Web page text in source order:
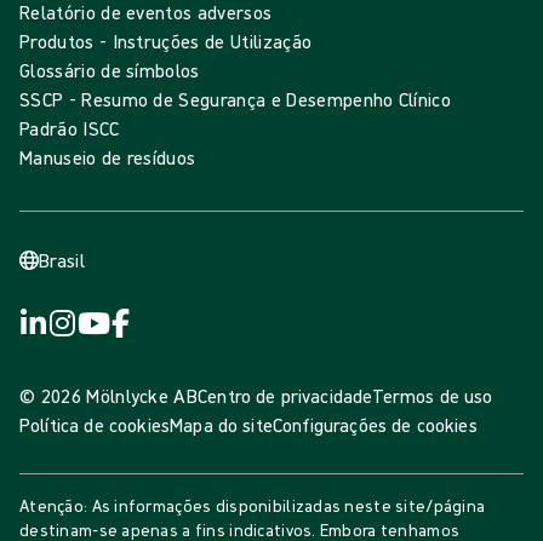
Relatório de eventos adversos
Produtos - Instruções de Utilização
Glossário de símbolos
SSCP - Resumo de Segurança e Desempenho Clínico
Padrão ISCC
Manuseio de resíduos
Brasil
© 2026 Mölnlycke ABCentro de privacidadeTermos de uso
Política de cookiesMapa do siteConfigurações de cookies
Atenção: As informações disponibilizadas neste site/página
destinam-se apenas a fins indicativos. Embora tenhamos